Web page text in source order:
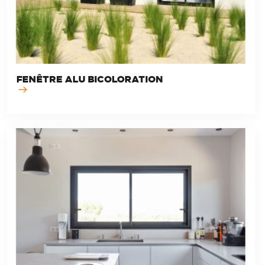
FENÊTRE ALU BICOLORATION